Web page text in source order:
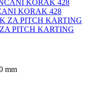
KORAK 428
PITCH KARTING